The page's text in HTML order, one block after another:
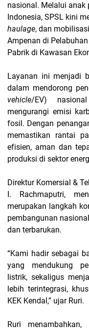
nasional. Melalui anak
Indonesia, SPSL kini
haulage, dan
Ampenan di
Pabrik di Kawasan
Layanan ini menjadi
dalam mendorong
vehicle/EV)
mengurangi emisi
fosil. Dengan
memastikan rantai
efisien, aman dan
produksi di sektor
Direktur Komersial &
I. Rachmaputri,
merupakan langkah
pembangunan
dan terbarukan.
“Kami hadir sebagai
yang mendukung
listrik, sekaligus
lebih terintegrasi,
KEK Kendal,” ujar Ruri.
Ruri